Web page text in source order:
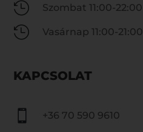
 Szombat 11:00-22:00
 Vasárnap 11:00-21:00
KAPCSOLAT
 +36 70 590 9610